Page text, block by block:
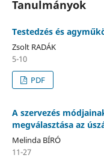
Tanulmányok
Testedzés és
Zsolt RADÁK
5-10
PDF
A szervezés
megválasztása az
Melinda BÍRÓ
11-27